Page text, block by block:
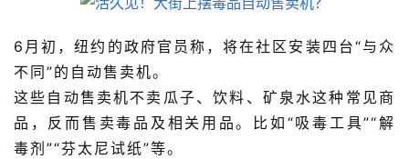
6月初，纽约的政府官员称，将在社区安装四台“与众
不同”的自动售卖机。
这些自动售卖机不卖瓜子、饮料、矿泉水这种常见商
品，反而售卖毒品及相关用品。
比如“吸毒工具”“解
毒剂”“芬太尼试纸”等。